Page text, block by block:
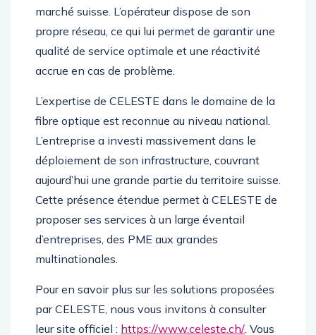
marché suisse. L’opérateur dispose de son
propre réseau, ce qui lui permet de garantir une
qualité de service optimale et une réactivité
accrue en cas de problème.
L’expertise de CELESTE dans le domaine de la
fibre optique est reconnue au niveau national.
L’entreprise a investi massivement dans le
déploiement de son infrastructure, couvrant
aujourd’hui une grande partie du territoire suisse.
Cette présence étendue permet à CELESTE de
proposer ses services à un large éventail
d’entreprises, des PME aux grandes
multinationales.
Pour en savoir plus sur les solutions proposées
par CELESTE, nous vous invitons à consulter
leur site officiel : https://www.celeste.ch/ . Vous